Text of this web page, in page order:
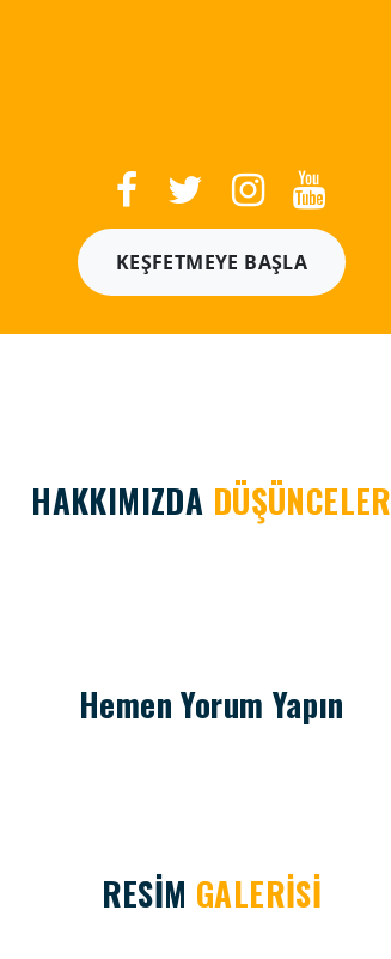
KEŞFETMEYE BAŞLA
HAKKIMIZDA DÜŞÜNCELER
Hemen Yorum Yapın
RESİM GALERİSİ